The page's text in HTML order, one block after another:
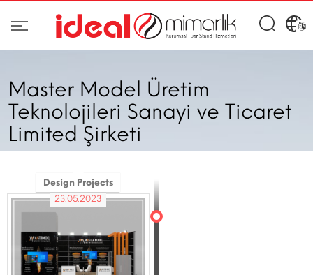
Master Model Üretim
Teknolojileri Sanayi ve Ticaret
Limited Şirketi
Design Projects
23.05.2023